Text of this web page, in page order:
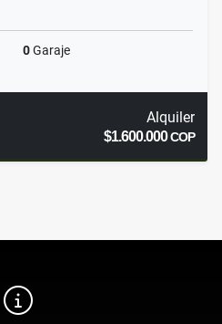
0Garaje
Alquiler
$1.600.000COP